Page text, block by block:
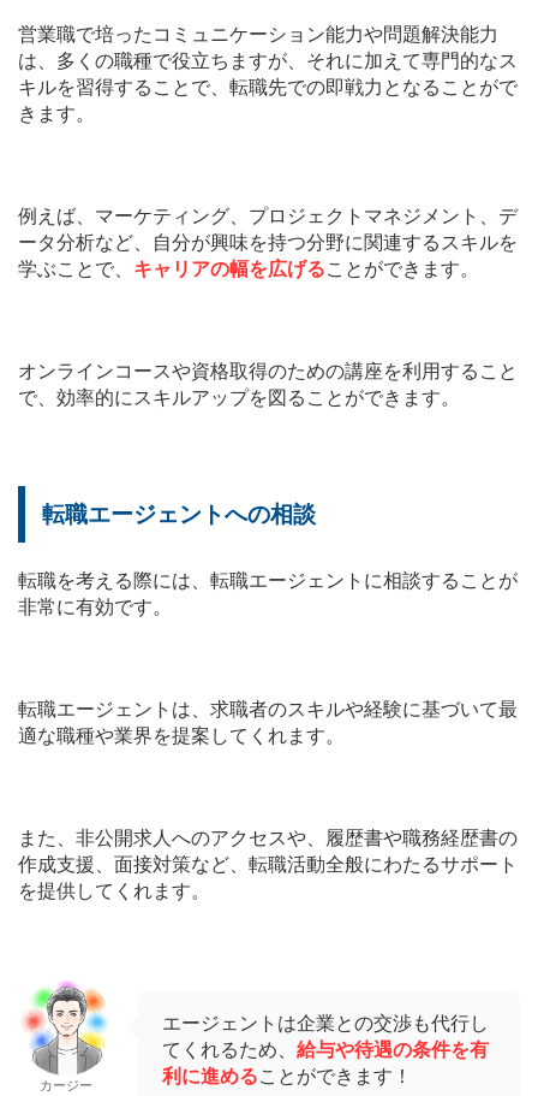
営業職で培ったコミュニケーション能力や問題解決能力
は、多くの職種で役立ちますが、それに加えて専門的なス
キルを習得することで、転職先での即戦力となることがで
きます。
例えば、マーケティング、プロジェクトマネジメント、デ
ータ分析など、自分が興味を持つ分野に関連するスキルを
学ぶことで、 キャリアの幅を広げることができます。
オンラインコースや資格取得のための講座を利用すること
で、効率的にスキルアップを図ることができます。
転職エージェントへの相談
転職を考える際には、転職エージェントに相談することが
非常に有効です。
転職エージェントは、求職者のスキルや経験に基づいて最
適な職種や業界を提案してくれます。
また、非公開求人へのアクセスや、履歴書や職務経歴書の
作成支援、面接対策など、転職活動全般にわたるサポート
を提供してくれます。
カージー
エージェントは企業との交渉も代行し
てくれるため、 給与や待遇の条件を有
利に進めることができます！